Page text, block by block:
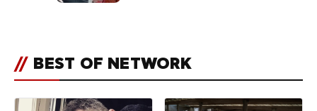
// BEST OF NETWORK